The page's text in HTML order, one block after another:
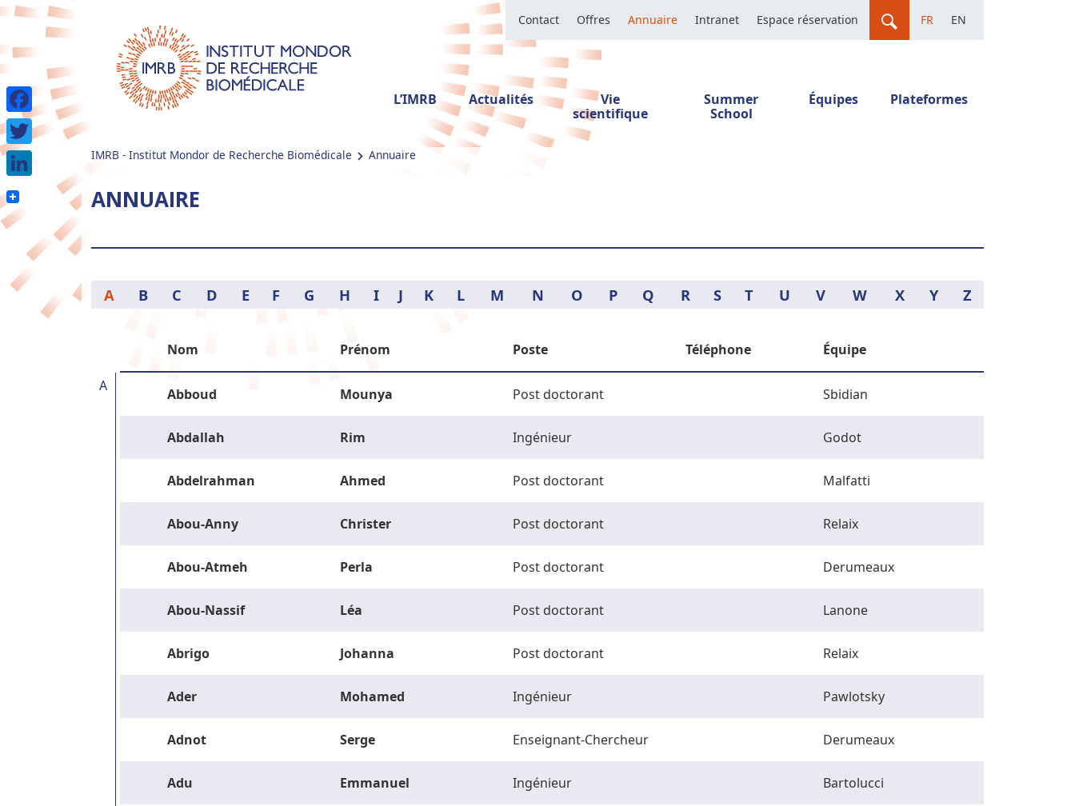
Contact Offres Annuaire Intranet Espace réservation FR EN
L’IMRB Actualités
Vie
scientifique
Summer
School
Équipes Plateformes
IMRB - Institut Mondor de Recherche Biomédicale Annuaire
ANNUAIRE
A B C D E F G H I J K L M N O P Q R S T U V W X Y Z
Nom Prénom Poste Téléphone Équipe
A Abboud Mounya Post doctorant Sbidian
Abdallah Rim Ingénieur Godot
Abdelrahman Ahmed Post doctorant Malfatti
Abou-Anny Christer Post doctorant Relaix
Abou-Atmeh Perla Post doctorant Derumeaux
Abou-Nassif Léa Post doctorant Lanone
Abrigo Johanna Post doctorant Relaix
Ader Mohamed Ingénieur Pawlotsky
Adnot Serge Enseignant-Chercheur Derumeaux
Adu Emmanuel Ingénieur Bartolucci
Facebook
Twitter
LinkedIn